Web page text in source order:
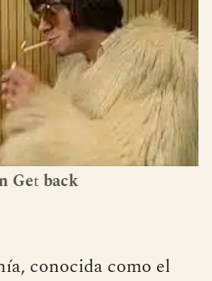
Getback
conocida como el